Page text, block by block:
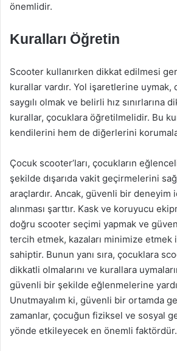
önemlidir.
Kuralları Öğretin
Scooter kullanırken dikkat edilmesi
kurallar vardır. Yol işaretlerine uymak,
saygılı olmak ve belirli hız sınırlarına
kurallar, çocuklara öğretilmelidir. Bu
kendilerini hem de diğerlerini
Çocuk scooter’ları, çocukların
şekilde dışarıda vakit geçirmelerini
araçlardır. Ancak, güvenli bir deneyim
alınması şarttır. Kask ve koruyucu
doğru scooter seçimi yapmak ve
tercih etmek, kazaları minimize etmek
sahiptir. Bunun yanı sıra, çocuklara
dikkatli olmalarını ve kurallara
güvenli bir şekilde eğlenmelerine
Unutmayalım ki, güvenli bir ortamda
zamanlar, çocuğun fiziksel ve sosyal
yönde etkileyecek en önemli faktördür.